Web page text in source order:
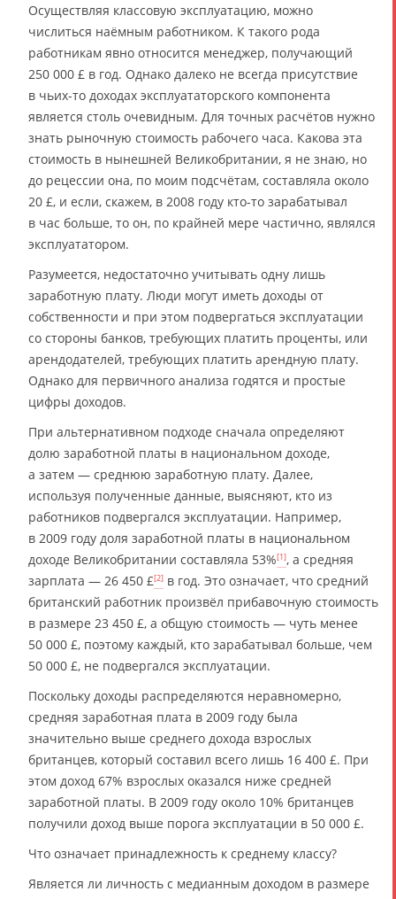
Осуществляя классовую эксплуатацию, можно
числиться наёмным работником. К такого рода
работникам явно относится менеджер, получающий
250 000 £ в год. Однако далеко не всегда присутствие
в чьих-то доходах эксплуататорского компонента
является столь очевидным. Для точных расчётов нужно
знать рыночную стоимость рабочего часа. Какова эта
стоимость в нынешней Великобритании, я не знаю, но
до рецессии она, по моим подсчётам, составляла около
20 £, и если, скажем, в 2008 году кто-то зарабатывал
в час больше, то он, по крайней мере частично, являлся
эксплуататором.
Разумеется, недостаточно учитывать одну лишь
заработную плату. Люди могут иметь доходы от
собственности и при этом подвергаться эксплуатации
со стороны банков, требующих платить проценты, или
арендодателей, требующих платить арендную плату.
Однако для первичного анализа годятся и простые
цифры доходов.
При альтернативном подходе сначала определяют
долю заработной платы в национальном доходе,
а затем — среднюю заработную плату. Далее,
используя полученные данные, выясняют, кто из
работников подвергался эксплуатации. Например,
в 2009 году доля заработной платы в национальном
доходе Великобритании составляла 53%[1], а средняя
зарплата — 26 450 £[2] в год. Это означает, что средний
британский работник произвёл прибавочную стоимость
в размере 23 450 £, а общую стоимость — чуть менее
50 000 £, поэтому каждый, кто зарабатывал больше, чем
50 000 £, не подвергался эксплуатации.
Поскольку доходы распределяются неравномерно,
средняя заработная плата в 2009 году была
значительно выше среднего дохода взрослых
британцев, который составил всего лишь 16 400 £. При
этом доход 67% взрослых оказался ниже средней
заработной платы. В 2009 году около 10% британцев
получили доход выше порога эксплуатации в 50 000 £.
Что означает принадлежность к среднему классу?
Является ли личность с медианным доходом в размере